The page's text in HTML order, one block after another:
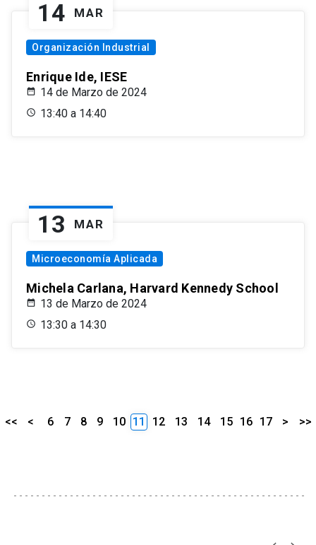
14 MAR
Organización Industrial
Enrique Ide, IESE
14 de Marzo de 2024
13:40 a 14:40
13 MAR
Microeconomía Aplicada
Michela Carlana, Harvard Kennedy School
13 de Marzo de 2024
13:30 a 14:30
<< < 6 7 8 9 10 11 12 13 14 15 16 17 > >>